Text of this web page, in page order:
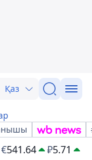
Қаз
€541.64 ₽5.71